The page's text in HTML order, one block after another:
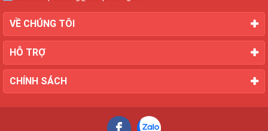
VỀ CHÚNG TÔI
HỖ TRỢ
CHÍNH SÁCH